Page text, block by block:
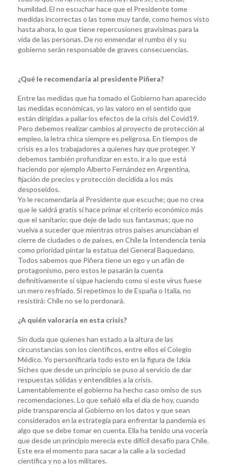
humildad. El no escuchar hace que el Presidente tome
medidas incorrectas o las tome muy tarde, como hemos visto
hasta ahora, lo que tiene repercusiones gravísimas para la
vida de las personas. De no enmendar el rumbo él y su
gobierno serán responsable de graves consecuencias.
¿Qué le recomendaría al presidente Piñera?
Entre las medidas que ha tomado el Gobierno han aparecido
las medidas económicas, yo las valoro en el sentido que
están dirigidas a paliar los efectos de la crisis del Covid19.
Pero debemos realizar cambios al proyecto de protección al
empleo, la letra chica siempre es peligrosa. En tiempos de
crisis es a los trabajadores a quienes hay que proteger. Y
debemos también profundizar en esto, ir a lo que está
haciendo por ejemplo Alberto Fernández en Argentina,
fijación de precios y protección decidida a los más
desposeídos.
Yo le recomendaría al Presidente que escuche; que no crea
que le saldrá gratis si hace primar el criterio económico más
que el sanitario; que deje de lado sus fantasmas; que no
vuelva a suceder que mientras otros países anunciaban el
cierre de ciudades o de países, en Chile la Intendencia tenía
como prioridad pintar la estatua del General Baquedano.
Todos sabemos que Piñera tiene un ego y un afán de
protagonismo, pero estos le pasarán la cuenta
definitivamente si sigue haciendo como si este virus fuese
un mero resfriado. Si repetimos lo de España o Italia, no
resistirá: Chile no se lo perdonará.
¿A quién valoraría en esta crisis?
Sin duda que quienes han estado a la altura de las
circunstancias son los científicos, entre ellos el Colegio
Médico. Yo personificaría todo esto en la figura de Izkia
Siches que desde un principio se puso al servicio de dar
respuestas sólidas y entendibles a la crisis.
Lamentablemente el gobierno ha hecho caso omiso de sus
recomendaciones. Lo que señaló ella el día de hoy, cuando
pide transparencia al Gobierno en los datos y que sean
considerados en la estrategia para enfrentar la pandemia es
algo que se debe tomar en cuenta. Ella ha tenido una vocería
que desde un principio merecía este difícil desafío para Chile.
Este era el momento para sacar a la calle a la sociedad
científica y no a los militares.